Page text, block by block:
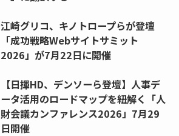
江崎グリコ、キノトロープらが登壇
「成功戦略Webサイトサミット
2026」が7月22日に開催
【日揮HD、デンソーら登壇】人事デ
ータ活用のロードマップを紐解く「人
財会議カンファレンス2026」7月29
日開催